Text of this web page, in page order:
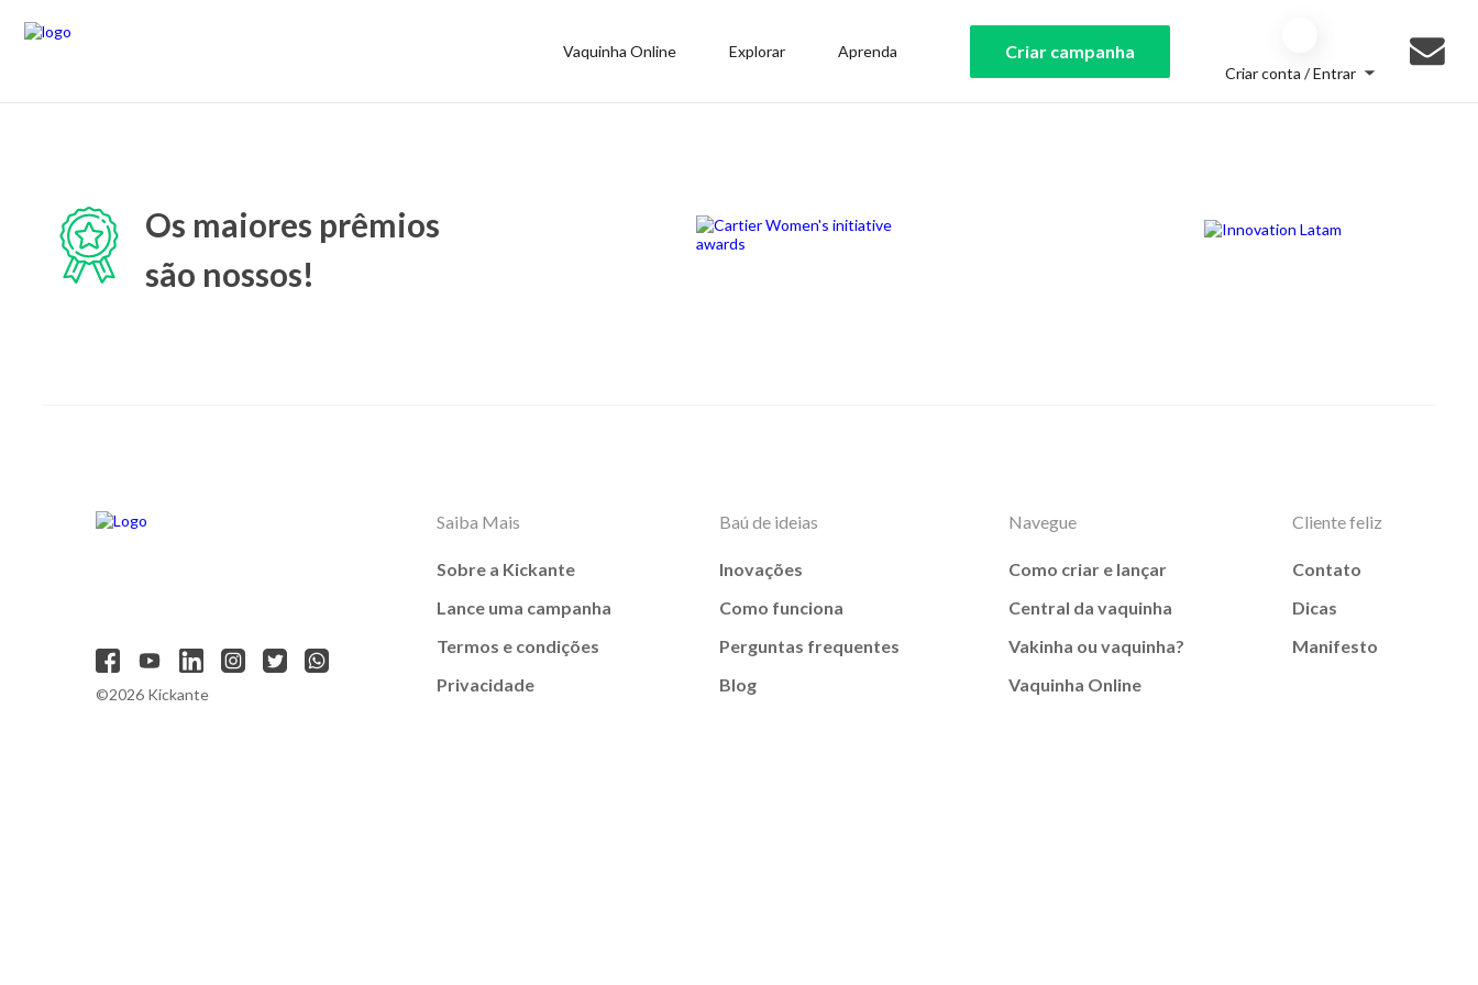
Vaquinha Online Explorar Aprenda Criar campanha
Criar conta / Entrar
Os maiores prêmios
são nossos!
©2026 Kickante
Saiba Mais
Sobre a Kickante
Lance uma campanha
Termos e condições
Privacidade
Baú de ideias
Inovações
Como funciona
Perguntas frequentes
Blog
Navegue
Como criar e lançar
Central da vaquinha
Vakinha ou vaquinha?
Vaquinha Online
Cliente feliz
Contato
Dicas
Manifesto